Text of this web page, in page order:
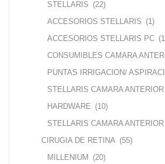
STELLARIS (22)
ACCESORIOS STELLARIS (1)
ACCESORIOS STELLARIS PC
CONSUMIBLES CAMARA
PUNTAS IRRIGACION/
STELLARIS CAMARA ANTERIOR
HARDWARE (10)
STELLARIS CAMARA ANTERIOR
CIRUGIA DE RETINA (55)
MILLENIUM (20)